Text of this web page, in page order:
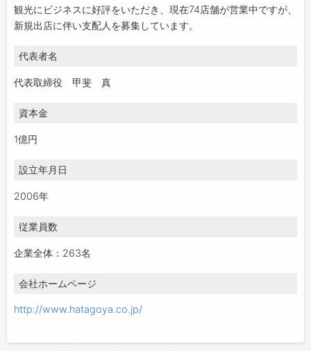
観光にビジネスに好評をいただき、現在74店舗が営業中ですが、
新規出店に伴い支配人を募集しています。
代表者名
代表取締役 甲斐 真
資本金
1億円
設立年月日
2006年
従業員数
企業全体：263名
会社ホームページ
http://www.hatagoya.co.jp/